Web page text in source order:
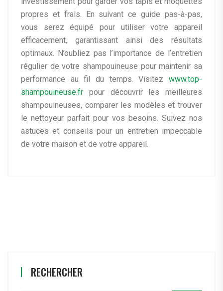
propres et frais. En suivant ce guide pas-à-pas,
vous serez équipé pour utiliser votre appareil
efficacement, garantissant ainsi des résultats
optimaux. N’oubliez pas l’importance de l’entretien
régulier de votre shampouineuse pour maintenir sa
performance au fil du temps. Visitez www.top-
shampouineuse.fr pour découvrir les meilleures
shampouineuses, comparer les modèles et trouver
le nettoyeur parfait pour vos besoins. Suivez nos
astuces et conseils pour un entretien impeccable
de votre maison et de votre appareil.
RECHERCHER